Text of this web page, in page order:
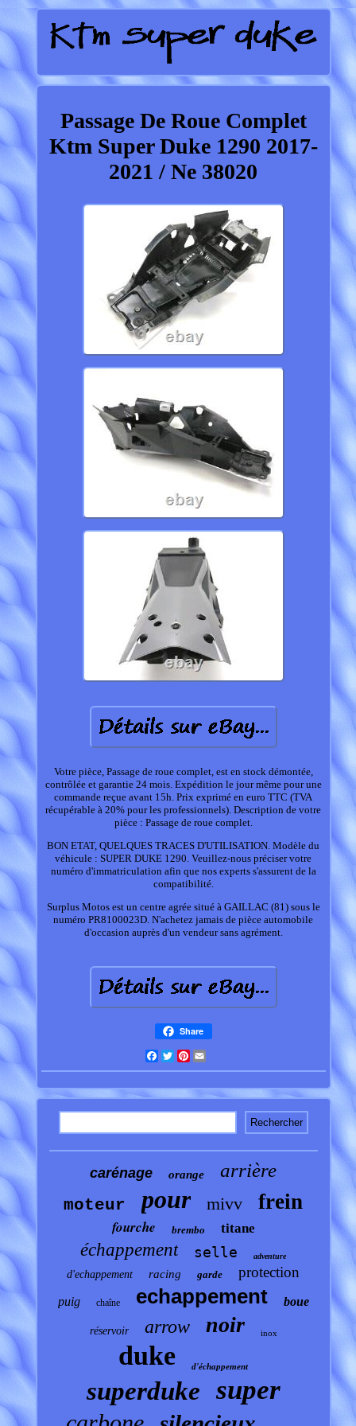
Passage De Roue Complet
Ktm Super Duke 1290 2017-
2021 / Ne 38020
Votre pièce, Passage de roue complet, est en stock démontée,
contrôlée et garantie 24 mois. Expédition le jour même pour une
commande reçue avant 15h. Prix exprimé en euro TTC (TVA
récupérable à 20% pour les professionnels). Description de votre
pièce : Passage de roue complet.
BON ETAT, QUELQUES TRACES D'UTILISATION. Modèle du
véhicule : SUPER DUKE 1290. Veuillez-nous préciser votre
numéro d'immatriculation afin que nos experts s'assurent de la
compatibilité.
Surplus Motos est un centre agrée situé à GAILLAC (81) sous le
numéro PR8100023D. N'achetez jamais de pièce automobile
d'occasion auprès d'un vendeur sans agrément.
Share
Facebook
TwitterPinterest
carénage orange arrière
moteur pour mivv frein
fourche brembo titane
échappement selle adventure
d'echappement racing garde protection
puig chaîne echappement boue
réservoir arrow noir inox
duke d'échappement
superduke super